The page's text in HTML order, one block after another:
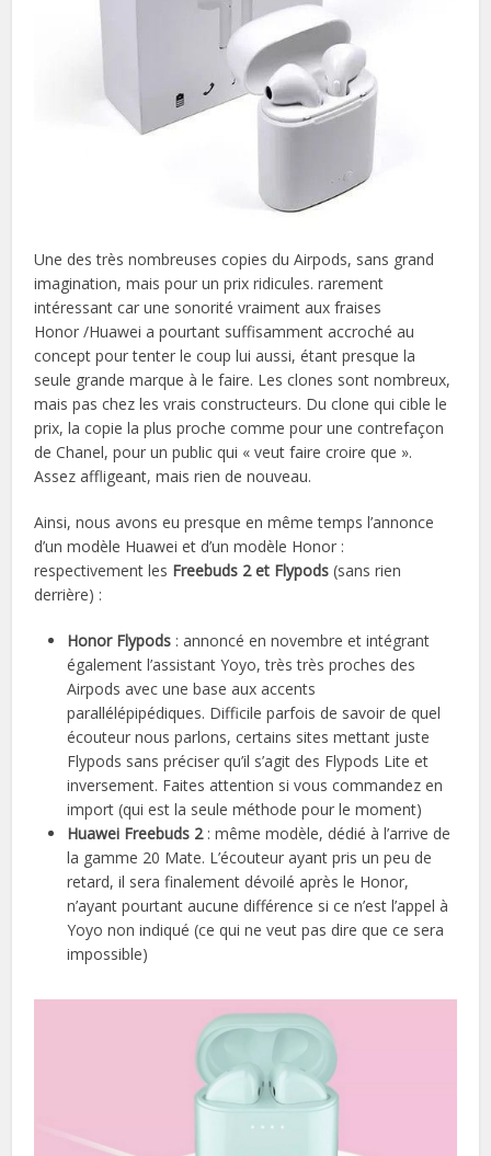
Une des très nombreuses copies du Airpods, sans grand
imagination, mais pour un prix ridicules. rarement
intéressant car une sonorité vraiment aux fraises
Honor /Huawei a pourtant suffisamment accroché au
concept pour tenter le coup lui aussi, étant presque la
seule grande marque à le faire. Les clones sont nombreux,
mais pas chez les vrais constructeurs. Du clone qui cible le
prix, la copie la plus proche comme pour une contrefaçon
de Chanel, pour un public qui « veut faire croire que ».
Assez affligeant, mais rien de nouveau.
Ainsi, nous avons eu presque en même temps l’annonce
d’un modèle Huawei et d’un modèle Honor :
respectivement les Freebuds 2 et Flypods(sans rien
derrière) :
Honor Flypods : annoncé en novembre et intégrant
également l’assistant Yoyo, très très proches des
Airpods avec une base aux accents
parallélépipédiques. Difficile parfois de savoir de quel
écouteur nous parlons, certains sites mettant juste
Flypods sans préciser qu’il s’agit des Flypods Lite et
inversement. Faites attention si vous commandez en
import (qui est la seule méthode pour le moment)
Huawei Freebuds 2: même modèle, dédié à l’arrive de
la gamme 20 Mate. L’écouteur ayant pris un peu de
retard, il sera finalement dévoilé après le Honor,
n’ayant pourtant aucune différence si ce n’est l’appel à
Yoyo non indiqué (ce qui ne veut pas dire que ce sera
impossible)